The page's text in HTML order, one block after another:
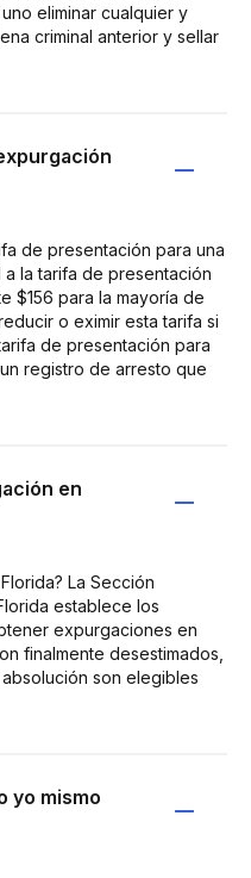
eliminar cualquier y
criminal anterior y sellar
de presentación para una
la tarifa de presentación
$156 para la mayoría de
o eximir esta tarifa si
de presentación para
registro de arresto que
en
La Sección
establece los
expurgaciones en
finalmente desestimados,
son elegibles
yo mismo